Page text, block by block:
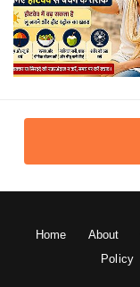
Home About
Policy